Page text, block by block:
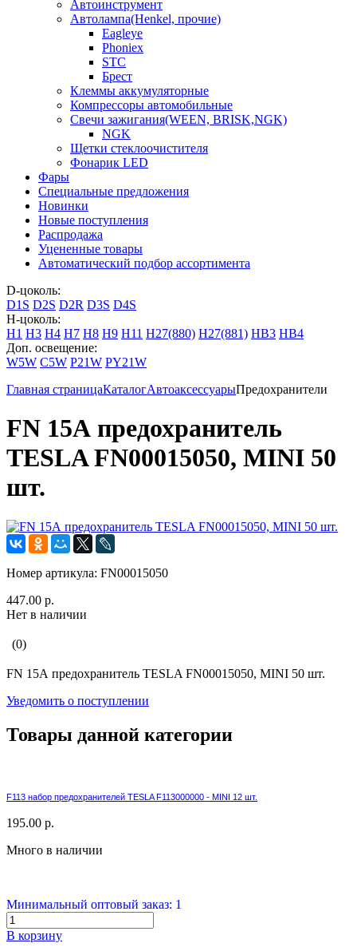
Автоинструмент
Автолампа(Henkel, прочие)
Eagleye
Phoniex
STC
Брест
Клеммы аккумуляторные
Компрессоры автомобильные
Свечи зажигания(WEEN, BRISK,NGK)
NGK
Щетки стеклоочистителя
Фонарик LED
Фары
Специальные предложения
Новинки
Новые поступления
Распродажа
Уцененные товары
Автоматический подбор ассортимента
D-цоколь:
D1S D2S D2R D3S D4S
H-цоколь:
H1 H3 H4 H7 H8 H9 H11 H27(880) H27(881) HB3 HB4
Доп. освещение:
W5W C5W P21W PY21W
Главная страницаКаталогАвтоаксессуарыПредохранители
FN 15А предохранитель
TESLA FN00015050, MINI 50
шт.
Номер артикула: FN00015050
447.00 р.
Нет в наличии
(0)
FN 15А предохранитель TESLA FN00015050, MINI 50 шт.
Уведомить о поступлении
Товары данной категории
F113 набор предохранителей TESLA F113000000 - MINI 12 шт.
195.00 р.
Много в наличии
Минимальный оптовый заказ: 1
В корзину